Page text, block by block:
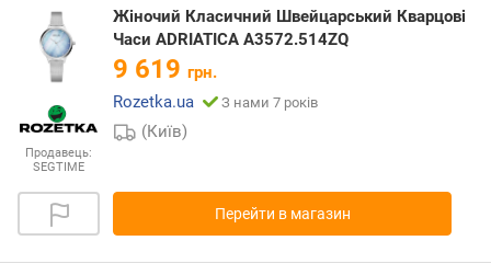
Продавець:
SEGTIME
Жіночий Класичний Швейцарський Кварцові
Часи ADRIATICA A3572.514ZQ
9 619 грн.
Rozetka.ua
З нами 7 років
(Київ)
Перейти в магазин